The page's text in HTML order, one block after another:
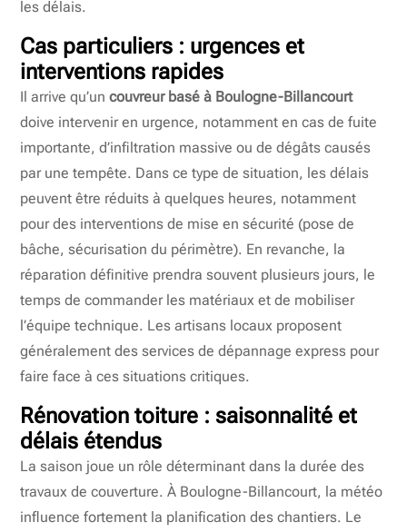
les délais.
Cas particuliers : urgences et
interventions rapides
Il arrive qu’uncouvreur basé à Boulogne-Billancourt
doive intervenir en urgence, notamment en cas de fuite
importante, d’infiltration massive ou de dégâts causés
par une tempête. Dans ce type de situation, les délais
peuvent être réduits à quelques heures, notamment
pour des interventions de mise en sécurité (pose de
bâche, sécurisation du périmètre). En revanche, la
réparation définitive prendra souvent plusieurs jours, le
temps de commander les matériaux et de mobiliser
l’équipe technique. Les artisans locaux proposent
généralement des services de dépannage express pour
faire face à ces situations critiques.
Rénovation toiture : saisonnalité et
délais étendus
La saison joue un rôle déterminant dans la durée des
travaux de couverture. À Boulogne-Billancourt, la météo
influence fortement la planification des chantiers. Le